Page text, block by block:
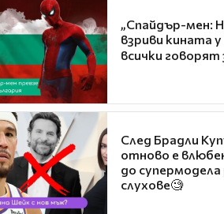
„Спайдър-мен:
взриви кината
всички говорят
След Брадли
отново е
до супермодела
слухове🧐